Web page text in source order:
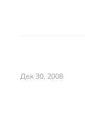
Дек 30, 2008